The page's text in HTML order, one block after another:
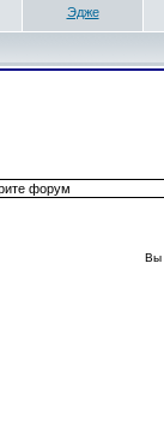
Эдже
Вы